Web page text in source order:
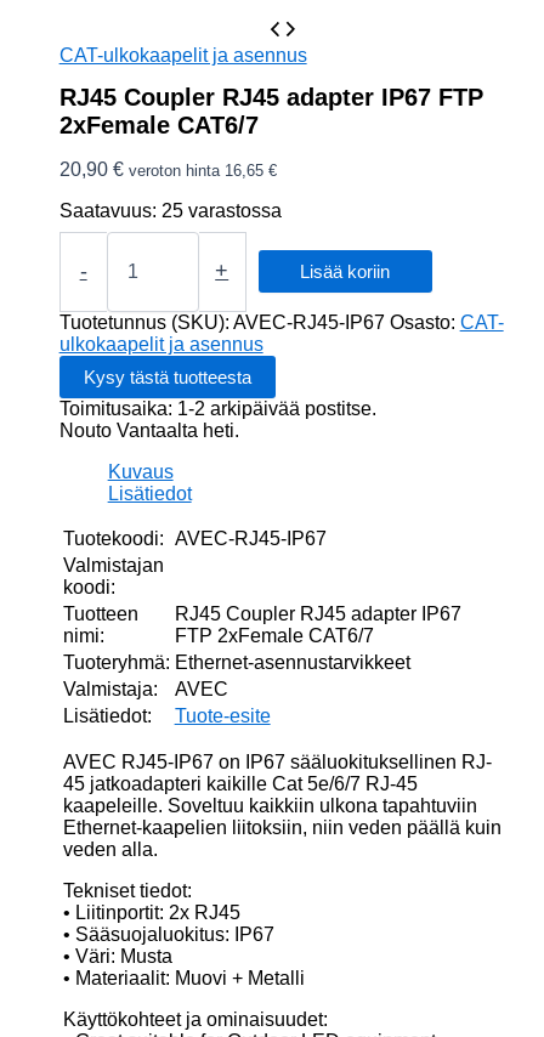
CAT-ulkokaapelit ja asennus
RJ45 Coupler RJ45 adapter IP67 FTP
2xFemale CAT6/7
20,90 € veroton hinta 16,65 €
Saatavuus: 25 varastossa
-
adapter
IP67
FTP
2xFemale
CAT6/7
määrä
+ Lisää koriin
Tuotetunnus (SKU): AVEC-RJ45-IP67 Osasto: CAT-
ulkokaapelit ja asennus
Toimitusaika: 1-2 arkipäivää postitse.
Nouto Vantaalta heti.
Kuvaus
Lisätiedot
Tuotekoodi: AVEC-RJ45-IP67
Valmistajan
koodi:
Tuotteen
nimi:
RJ45 Coupler RJ45 adapter IP67
FTP 2xFemale CAT6/7
Tuoteryhmä: Ethernet-asennustarvikkeet
Valmistaja:
AVEC
Lisätiedot:
Tuote-esite
AVEC RJ45-IP67 on IP67 sääluokituksellinen RJ-
45 jatkoadapteri kaikille Cat 5e/6/7 RJ-45
kaapeleille. Soveltuu kaikkiin ulkona tapahtuviin
Ethernet-kaapelien liitoksiin, niin veden päällä kuin
veden alla.
Tekniset tiedot:
• Liitinportit: 2x RJ45
• Sääsuojaluokitus: IP67
• Väri: Musta
• Materiaalit: Muovi + Metalli
Käyttökohteet ja ominaisuudet: